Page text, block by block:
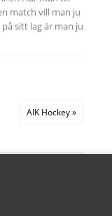
match vill man ju
sitt lag är man ju
AIK Hockey »